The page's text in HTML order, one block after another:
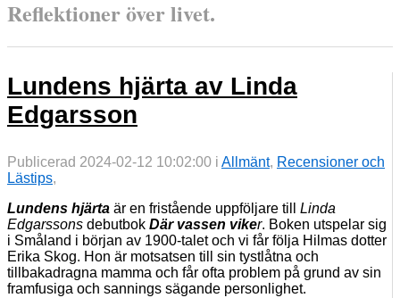
Reflektioner över livet.
Lundens hjärta av Linda
Edgarsson
Publicerad 2024-02-12 10:02:00 i Allmänt, Recensioner och
Lästips,
Lundens hjärta är en fristående uppföljare till Linda
Edgarssons debutbok Där vassen viker. Boken utspelar sig
i Småland i början av 1900-talet och vi får följa Hilmas dotter
Erika Skog. Hon är motsatsen till sin tystlåtna och
tillbakadragna mamma och får ofta problem på grund av sin
framfusiga och sannings sägande personlighet.